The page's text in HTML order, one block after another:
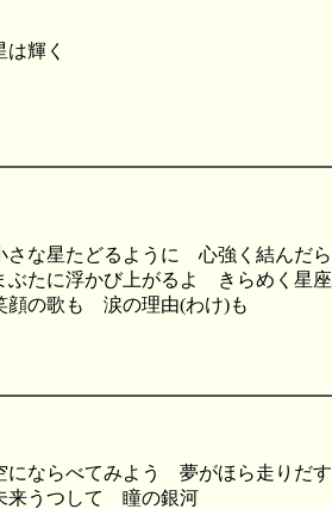
は輝く
さな星たどるように 心強く結んだら
ぶたに浮かび上がるよ きらめく星座
顔の歌も 涙の理由(わけ)も
にならべてみよう 夢がほら走りだす
来うつして 瞳の銀河